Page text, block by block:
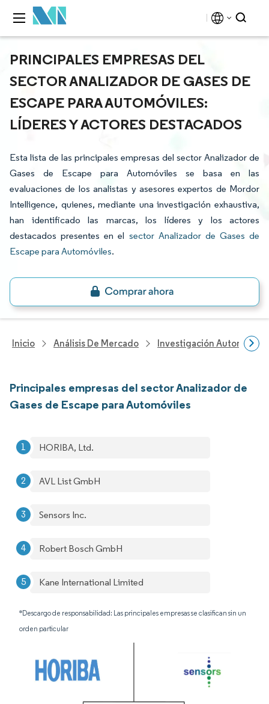
PRINCIPALES EMPRESAS DEL
SECTOR ANALIZADOR DE GASES DE
ESCAPE PARA AUTOMÓVILES:
LÍDERES Y ACTORES DESTACADOS
Esta lista de las principales empresas del sector Analizador de
Gases de Escape para Automóviles se basa en las
evaluaciones de los analistas y asesores expertos de Mordor
Intelligence, quienes, mediante una investigación exhaustiva,
han identificado las marcas, los líderes y los actores
destacados presentes en el sector Analizador de Gases de
Escape para Automóviles.
Inicio Análisis De Mercado Investigación Automotriz
Principales empresas del sector Analizador de
Gases de Escape para Automóviles
HORIBA, Ltd.
AVL List GmbH
Sensors Inc.
Robert Bosch GmbH
Kane International Limited
*Descargo de responsabilidad: Las principales empresas se clasifican sin un
orden particular